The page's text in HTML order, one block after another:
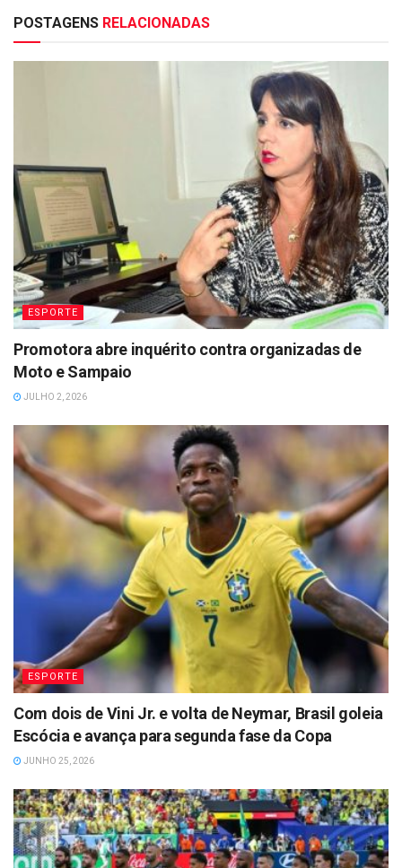
POSTAGENS RELACIONADAS
ESPORTE
Promotora abre inquérito contra organizadas de
Moto e Sampaio
JULHO 2, 2026
ESPORTE
Com dois de Vini Jr. e volta de Neymar, Brasil goleia
Escócia e avança para segunda fase da Copa
JUNHO 25, 2026